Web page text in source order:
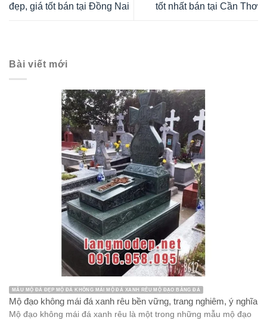
đẹp, giá tốt bán tại Đồng Nai
tốt nhất bán tại Cần Thơ
Bài viết mới
MẪU MỘ ĐÁ ĐẸP MỘ ĐÁ KHÔNG MÁI MỘ ĐÁ XANH RÊU MỘ ĐẠO BẰNG ĐÁ
Mộ đạo không mái đá xanh rêu bền vững, trang nghiêm, ý nghĩa
Mộ đạo không mái đá xanh rêu là một trong những mẫu mộ đạo